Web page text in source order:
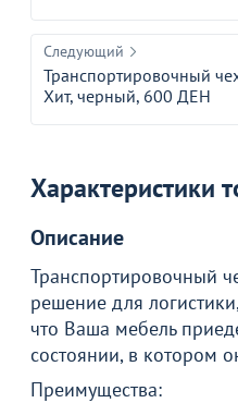
Следующий
Транспортировочный
Хит, черный, 600 ДЕН
Характеристики
Описание
Транспортировочный
решение для
что Ваша мебель
состоянии, в котором
Преимущества: